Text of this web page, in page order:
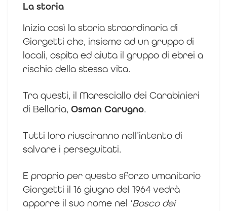
La storia
Inizia così la storia straordinaria di
Giorgetti che, insieme ad un gruppo di
locali, ospita ed aiuta il gruppo di ebrei a
rischio della stessa vita.
Tra questi, il Maresciallo dei Carabinieri
di Bellaria, Osman Carugno.
Tutti loro riusciranno nell’intento di
salvare i perseguitati.
E proprio per questo sforzo umanitario
Giorgetti il 16 giugno del 1964 vedrà
apporre il suo nome nel ‘Bosco dei